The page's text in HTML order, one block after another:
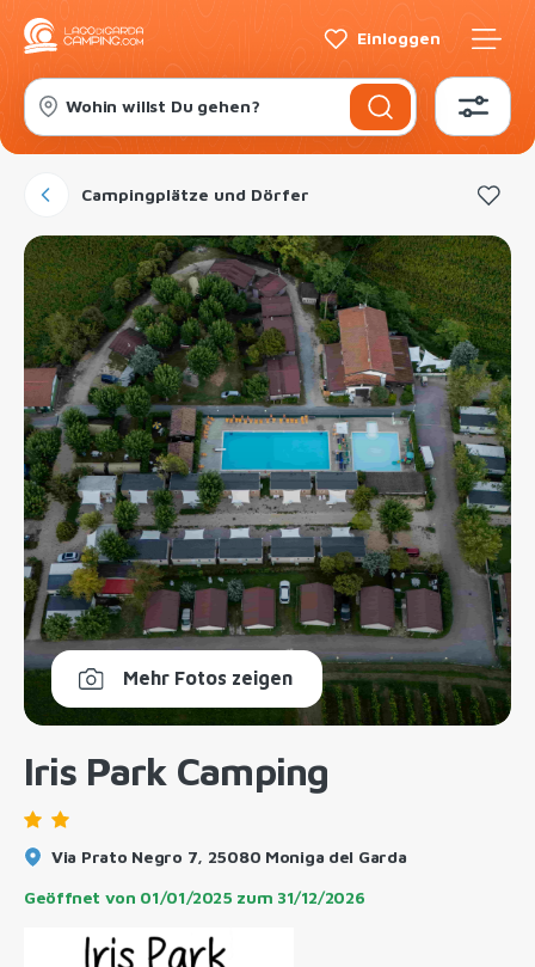
Einloggen
Wohin willst Du gehen?
Campingplätze und Dörfer
Mehr Fotos zeigen
Iris Park Camping
Via Prato Negro 7, 25080 Moniga del Garda
Geöffnet von 01/01/2025 zum 31/12/2026